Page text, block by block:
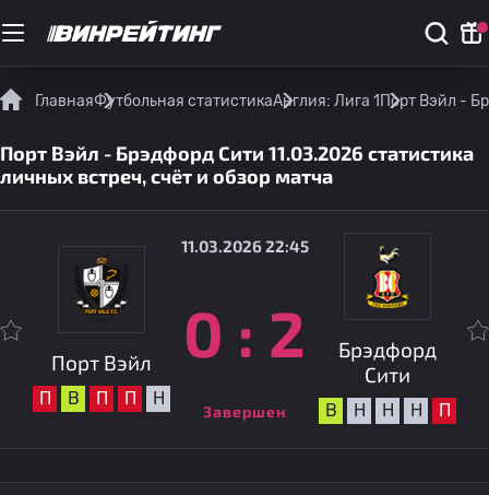
ГлавнаяФутбольная статистикаАнглия: Лига 1 Порт Вэйл -
Порт Вэйл - Брэдфорд Сити 11.03.2026 статистика
личных встреч, счёт и обзор матча
Порт Вэйл
П В П П Н
11.03.2026 22:45
0 : 2
Завершен
Брэдфорд
Сити
В Н Н Н П